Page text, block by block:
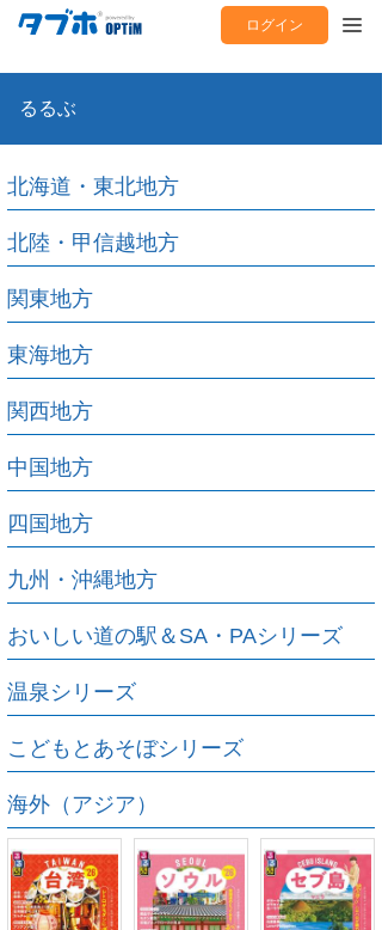
ログイン
るるぶ
北海道・東北地方
北陸・甲信越地方
関東地方
東海地方
関西地方
中国地方
四国地方
九州・沖縄地方
おいしい道の駅＆SA・PAシリーズ
温泉シリーズ
こどもとあそぼシリーズ
海外（アジア）